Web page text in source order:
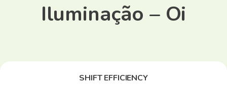
Iluminação – Oi
SHIFT EFFICIENCY